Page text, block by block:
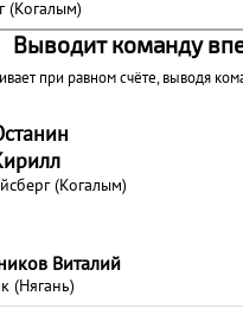
(Когалым)
Выводит команду
при равном счёте, выводя
(Когалым)
Виталий
(Нягань)